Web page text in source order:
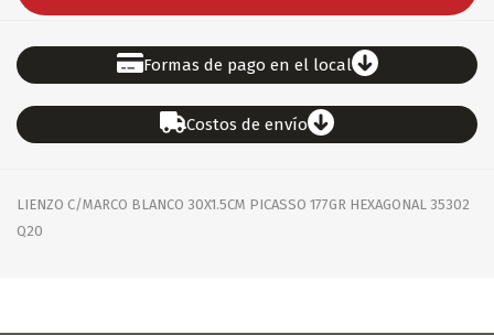
Formas de pago en el local
Costos de envío
LIENZO C/MARCO BLANCO 30X1.5CM PICASSO 177GR HEXAGONAL 35302
Q20